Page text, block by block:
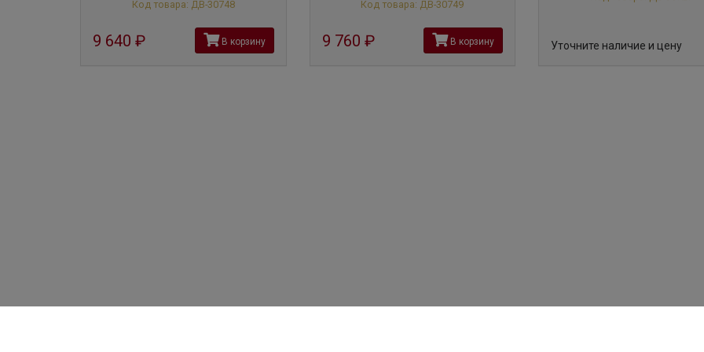
Код товара: ДВ-30748
9 640 В корзину
Код товара: ДВ-30749
9 760 В корзину Уточните наличие и цену